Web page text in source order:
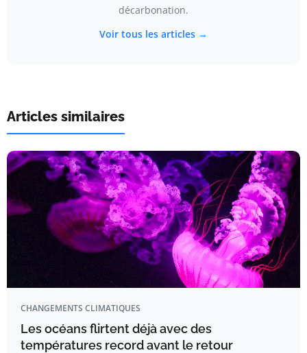
décarbonation.
Voir tous les articles →
Articles similaires
CHANGEMENTS CLIMATIQUES
Les océans flirtent déjà avec des
températures record avant le retour